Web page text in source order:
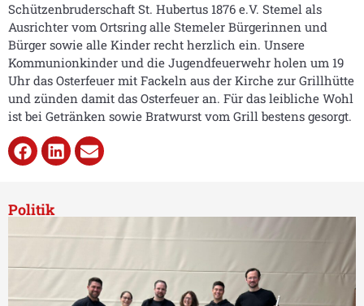
Schützenbruderschaft St. Hubertus 1876 e.V. Stemel als
Ausrichter vom Ortsring alle Stemeler Bürgerinnen und
Bürger sowie alle Kinder recht herzlich ein. Unsere
Kommunionkinder und die Jugendfeuerwehr holen um 19
Uhr das Osterfeuer mit Fackeln aus der Kirche zur Grillhütte
und zünden damit das Osterfeuer an. Für das leibliche Wohl
ist bei Getränken sowie Bratwurst vom Grill bestens gesorgt.
Politik